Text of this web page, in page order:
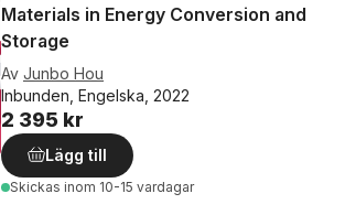
Materials in Energy Conversion and
Storage
Av Junbo Hou
Inbunden, Engelska, 2022
2 395 kr
Lägg till
Skickas inom 10-15 vardagar